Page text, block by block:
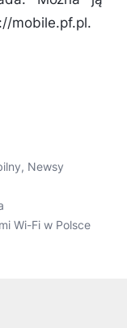
mobile.pf.pl.
, Newsy
Wi-Fi w Polsce